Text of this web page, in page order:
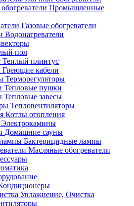
Промышленные
Газовые обогреватели
Водонагреватели
пол
Теплый плинтус
Греющие кабели
Терморегуляторы
Тепловые пушки
Тепловые завесы
Тепловентиляторы
Котлы отопления
Электрокамины
Домашние сауны
Бактерицидные лампы
Масляные обогреватели
Увлажнение, Очистка